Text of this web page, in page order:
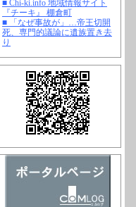
■ Chi-ki.info 地域情報サイト
『チーキ』 棚倉町
■ 「なぜ事故が」…帝王切開
死、専門的議論に遺族置き去
り